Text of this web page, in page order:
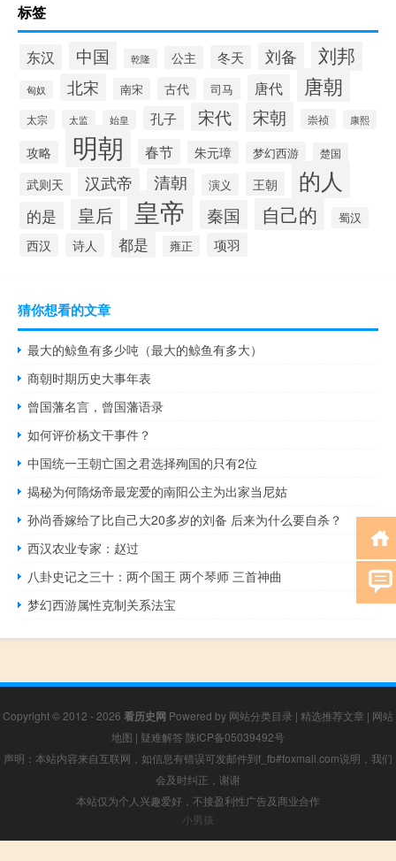
标签
东汉 中国 乾隆 公主 冬天 刘备 刘邦
匈奴 北宋 南宋 古代 司马 唐代 唐朝
太宗 太监 始皇 孔子 宋代 宋朝 崇祯 康熙
攻略 明朝 春节 朱元璋 梦幻西游 楚国
武则天 汉武帝 清朝 演义 王朝 的人
的是 皇后 皇帝 秦国 自己的 蜀汉
西汉 诗人 都是 雍正 项羽
猜你想看的文章
最大的鲸鱼有多少吨（最大的鲸鱼有多大）
商朝时期历史大事年表
曾国藩名言，曾国藩语录
如何评价杨文干事件？
中国统一王朝亡国之君选择殉国的只有2位
揭秘为何​隋炀帝​最宠爱的南阳公主为出家当尼姑
孙尚香嫁给了比自己大20多岁的刘备 后来为什么要自杀？
西汉农业专家：赵过
八卦史记之三十：两个国王 两个琴师 三首神曲
梦幻西游属性克制关系法宝
Copyright © 2012 - 2026 看历史网 Powered by 网站分类目录 | 精选推荐文章 | 网站
地图 | 疑难解答 陕ICP备05039492号
声明：本站内容来自互联网，如信息有错误可发邮件到f_fb#foxmail.com说明，我们
会及时纠正，谢谢
本站仅为个人兴趣爱好，不接盈利性广告及商业合作
小男孩